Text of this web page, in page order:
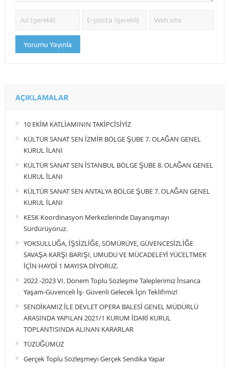
AÇIKLAMALAR
10 EKİM KATLİAMININ TAKİPCİSİYİZ
KÜLTÜR SANAT SEN İZMİR BÖLGE ŞUBE 7. OLAĞAN GENEL
KURUL İLANI
KÜLTÜR SANAT SEN İSTANBUL BÖLGE ŞUBE 8. OLAĞAN GENEL
KURUL İLANI
KÜLTÜR SANAT SEN ANTALYA BÖLGE ŞUBE 7. OLAĞAN GENEL
KURUL İLANI
KESK Koordinasyon Merkezlerinde Dayanışmayı
Sürdürüyoruz.
YOKSULLUĞA, İŞSİZLİĞE, SÖMÜRÜYE, GÜVENCESİZLİĞE
SAVAŞA KARŞI BARIŞI, UMUDU VE MÜCADELEYİ YÜCELTMEK
İÇİN HAYDİ 1 MAYIS’A DİYORUZ.
2022 -2023 VI. Dönem Toplu Sözleşme Taleplerimiz İnsanca
Yaşam-Güvenceli İş- Güvenli Gelecek İçin Teklifimiz!
SENDİKAMIZ İLE DEVLET OPERA BALESİ GENEL MÜDÜRLÜ
ARASINDA YAPILAN 2021/1 KURUM İDARİ KURUL
TOPLANTISINDA ALINAN KARARLAR
TÜZÜĞÜMÜZ
Gerçek Toplu Sözleşmeyi Gerçek Sendika Yapar